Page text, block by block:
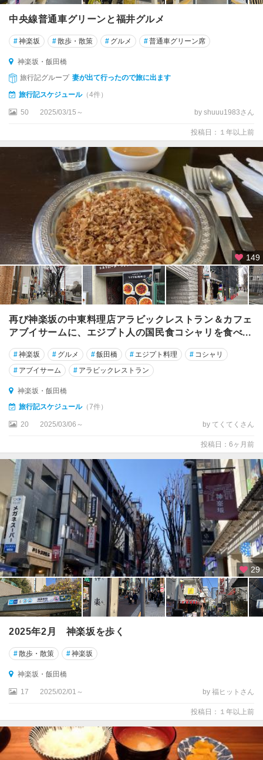
中央線普通車グリーンと福井グルメ
#神楽坂 #散歩・散策 # グルメ #普通車グリーン席
神楽坂・飯田橋
旅行記グループ 妻が出て行ったので旅に出ます
旅行記スケジュール（4件）
50 2025/03/15～ by shuuu1983さん
投稿日：１年以上前
149
再び神楽坂の中東料理店アラビックレストラン＆カフェ
アブイサームに、エジプト人の国民食コシャリを食べ...
#神楽坂 # グルメ #飯田橋 # エジプト料理 # コシャリ
# アブイサーム # アラビックレストラン
神楽坂・飯田橋
旅行記スケジュール（7件）
20 2025/03/06～ by てくてくさん
投稿日：6ヶ月前
29
2025年2月 神楽坂を歩く
#散歩・散策 #神楽坂
神楽坂・飯田橋
17 2025/02/01～ by 福ヒットさん
投稿日：１年以上前